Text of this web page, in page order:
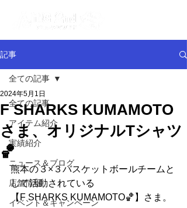
記事
全ての記事
アイテム紹介
実績紹介
ニュース＆ブログ
店舗情報
イベント＆キャンペーン
全ての記事
F SHARKS KUMAMOTO
さま、オリジナルTシャツ
🏀
2024年5月1日
熊本の３×３バスケットボールチームと
して活動されている
【F SHARKS KUMAMOTO🏀】さま。